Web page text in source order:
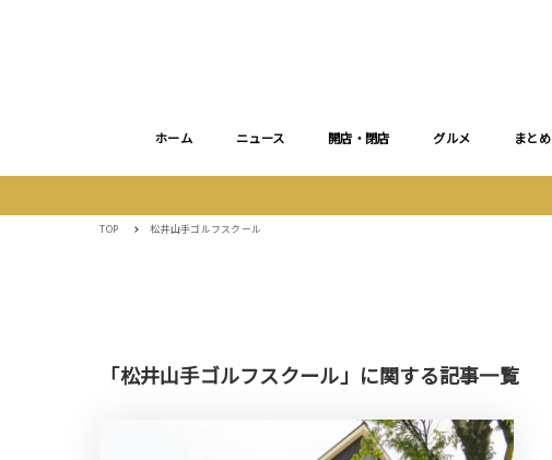
ホーム ニュース 開店・閉店 グルメ まとめ
TOP 松井山手ゴルフスクール
「松井山手ゴルフスクール」に関する記事一覧